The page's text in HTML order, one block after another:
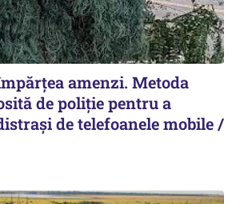
amenzi. Metoda
de poliție pentru a
de telefoanele mobile /